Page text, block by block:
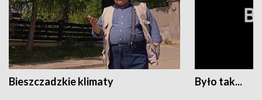
Bieszczadzkie klimaty Było tak...